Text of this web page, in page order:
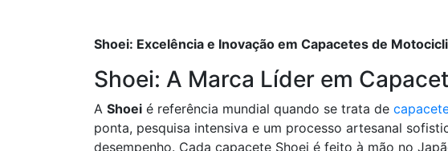
Shoei: Excelência e Inovação em Capacetes de
Shoei: A Marca Líder em
A Shoei é referência mundial quando se trata de
ponta, pesquisa intensiva e um processo artesanal
desempenho. Cada capacete Shoei é feito à mão no